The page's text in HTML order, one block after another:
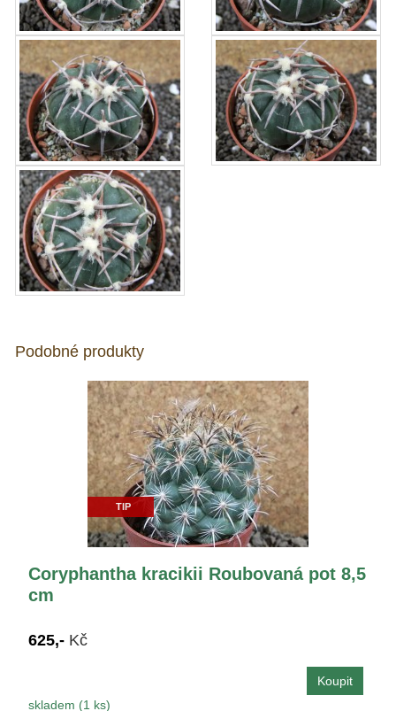
Podobné produkty
TIP
Coryphantha kracikii Roubovaná pot 8,5
cm
625,- Kč
skladem (1 ks)